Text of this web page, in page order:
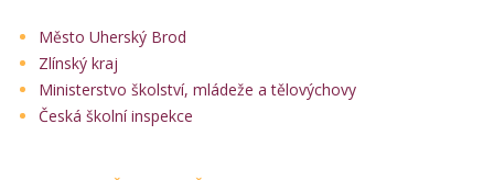
Město Uherský Brod
Zlínský kraj
Ministerstvo školství, mládeže a tělovýchovy
Česká školní inspekce